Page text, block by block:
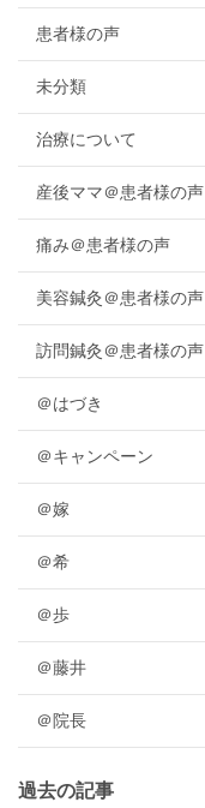
患者様の声
未分類
治療について
産後ママ＠患者様の声
痛み＠患者様の声
美容鍼灸＠患者様の声
訪問鍼灸＠患者様の声
＠はづき
＠キャンペーン
＠嫁
＠希
＠歩
＠藤井
＠院長
過去の記事